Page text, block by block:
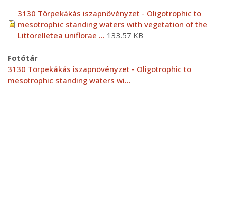
3130 Törpekákás iszapnövényzet - Oligotrophic to
mesotrophic standing waters with vegetation of the
Littorelletea uniflorae ... 133.57 KB
Fotótár
3130 Törpekákás iszapnövényzet - Oligotrophic to
mesotrophic standing waters wi…